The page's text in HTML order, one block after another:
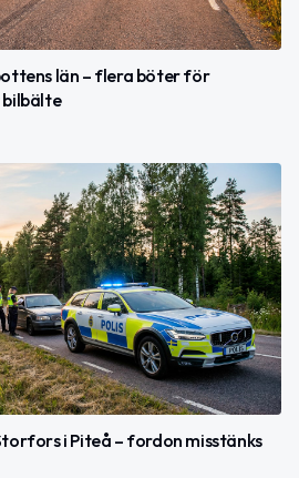
län – flera böter för
i Piteå – fordon misstänks